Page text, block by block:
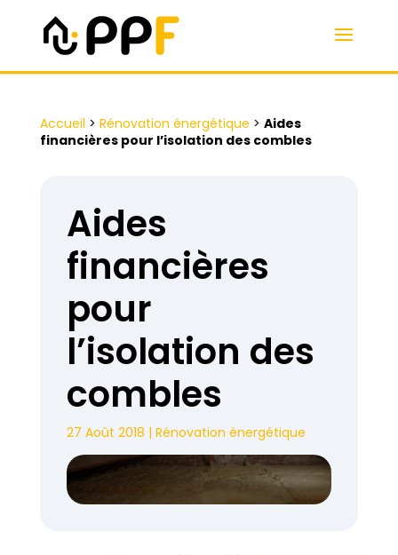
Accueil > Rénovation énergétique > Aides
financières pour l’isolation des combles
Aides
financières
pour
l’isolation des
combles
27 Août 2018 | Rénovation énergétique